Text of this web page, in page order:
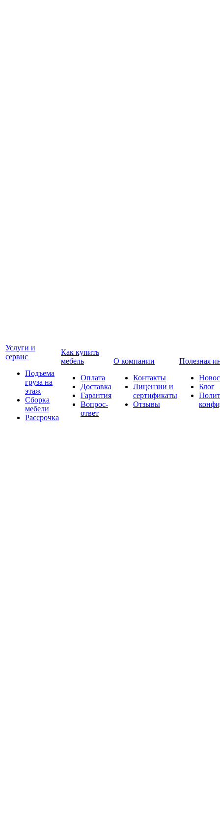
Услуги и
сервис
Подъема
груза на
этаж
Сборка
мебели
Рассрочка
Как купить
мебель
Оплата
Доставка
Гарантия
Вопрос-
ответ
О компании
Контакты
Лицензии и
сертификаты
Отзывы
Полезная
Блог